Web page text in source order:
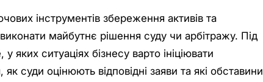
інструментів збереження активів та
майбутнє рішення суду чи арбітражу. Під
ситуаціях бізнесу варто ініціювати
суди оцінюють відповідні заяви та які обставини